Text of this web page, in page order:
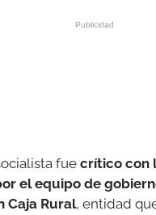
fue crítico con
el equipo de
Caja Rural, entidad